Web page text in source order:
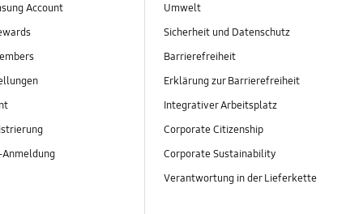
Account
Umwelt
Sicherheit und Datenschutz
Barrierefreiheit
Erklärung zur Barrierefreiheit
Integrativer Arbeitsplatz
Corporate Citizenship
Corporate Sustainability
Verantwortung in der Lieferkette